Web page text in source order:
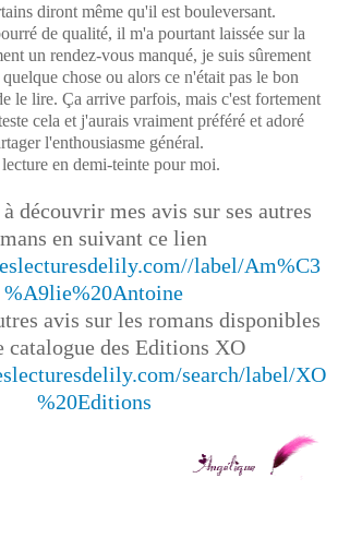
diront même qu'il est bouleversant.
de qualité, il m'a pourtant laissée sur la
un rendez-vous manqué, je suis sûrement
quelque chose ou alors ce n'était pas le bon
le lire. Ça arrive parfois, mais c'est fortement
cela et j'aurais vraiment préféré et adoré
l'enthousiasme général.
en demi-teinte pour moi.
découvrir mes avis sur ses autres
en suivant ce lien
label/Am%C3
%A9lie%20Antoine
avis sur les romans disponibles
catalogue des Editions XO
search/label/XO
%20Editions